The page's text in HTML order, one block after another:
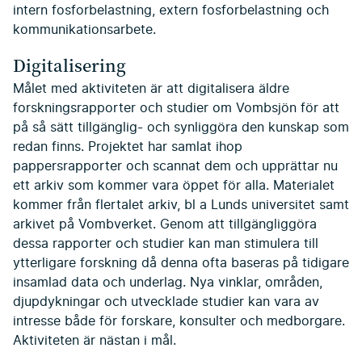
intern fosforbelastning, extern fosforbelastning och
kommunikationsarbete.
Digitalisering
Målet med aktiviteten är att digitalisera äldre
forskningsrapporter och studier om Vombsjön för att
på så sätt tillgänglig- och synliggöra den kunskap som
redan finns. Projektet har samlat ihop
pappersrapporter och scannat dem och upprättar nu
ett arkiv som kommer vara öppet för alla. Materialet
kommer från flertalet arkiv, bl a Lunds universitet samt
arkivet på Vombverket. Genom att tillgängliggöra
dessa rapporter och studier kan man stimulera till
ytterligare forskning då denna ofta baseras på tidigare
insamlad data och underlag. Nya vinklar, områden,
djupdykningar och utvecklade studier kan vara av
intresse både för forskare, konsulter och medborgare.
Aktiviteten är nästan i mål.